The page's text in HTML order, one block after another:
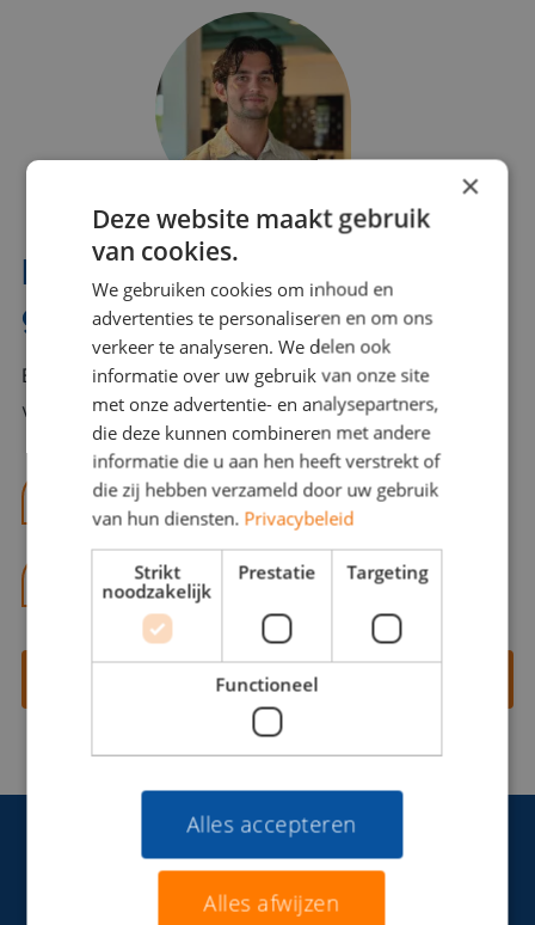
Interesse? Benno helpt je
graag verder!
Bel of mail Benno met al jouw vragen. Benno staat
voor je klaar en helpt je graag!
benno@viajou.nl
06 13 28 62 71
Contact opnemen
×
Deze website maakt gebruik
van cookies.
We gebruiken cookies om inhoud en
advertenties te personaliseren en om ons
verkeer te analyseren. We delen ook
informatie over uw gebruik van onze site
met onze advertentie- en analysepartners,
die deze kunnen combineren met andere
informatie die u aan hen heeft verstrekt of
die zij hebben verzameld door uw gebruik
van hun diensten. Privacybeleid
Strikt
noodzakelijk
Prestatie Targeting
Functioneel
Alles accepteren
Alles afwijzen